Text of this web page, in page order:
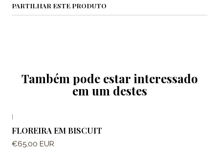
PARTILHAR ESTE PRODUTO
Também pode estar interessado
em um destes
|
FLOREIRA EM BISCUIT
€65,00 EUR